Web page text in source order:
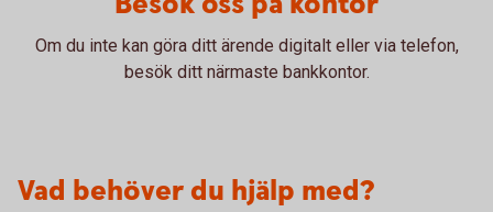
Om du inte kan göra ditt ärende digitalt eller via telefon,
besök ditt närmaste bankkontor.
Vad behöver du hjälp med?